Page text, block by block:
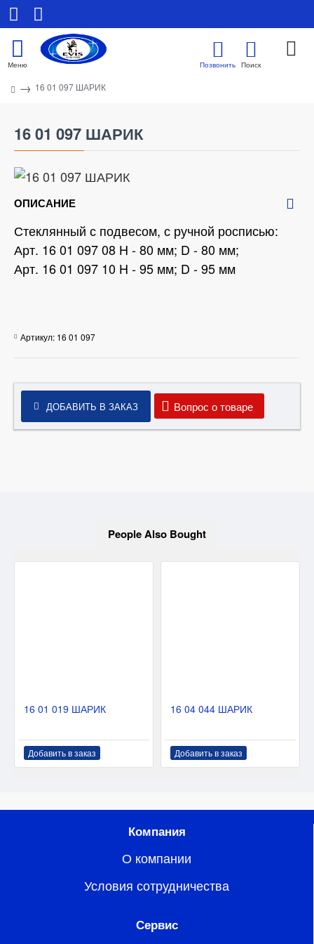
16 01 097 ШАРИК
16 01 097 ШАРИК
ОПИСАНИЕ
Стеклянный с подвесом, с ручной росписью:
Арт. 16 01 097 08 H - 80 мм; D - 80 мм;
Арт. 16 01 097 10 H - 95 мм; D - 95 мм
Артикул: 16 01 097
ДОБАВИТЬ В ЗАКАЗ Вопрос о товаре
People Also Bought
16 01 019 ШАРИК
Добавить в заказ
16 04 044 ШАРИК
Добавить в заказ
Компания
О компании
Условия сотрудничества
Сервис